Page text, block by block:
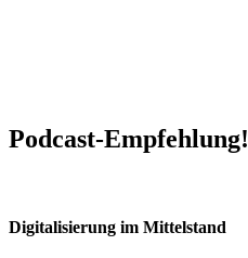
Podcast-Empfehlung!
Digitalisierung im Mittelstand